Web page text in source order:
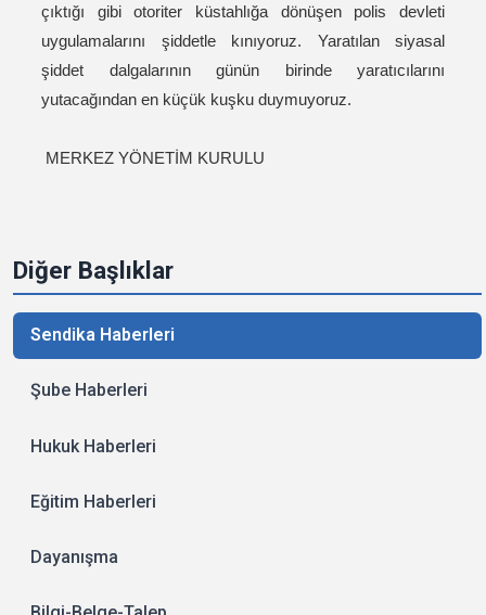
Diğer Başlıklar
Sendika Haberleri
Şube Haberleri
Hukuk Haberleri
Eğitim Haberleri
Dayanışma
çıktığı gibi otoriter küstahlığa dönüşen polis devleti
uygulamalarını şiddetle kınıyoruz. Yaratılan siyasal
şiddet dalgalarının günün birinde yaratıcılarını
yutacağından en küçük kuşku duymuyoruz.
MERKEZ YÖNETİM KURULU